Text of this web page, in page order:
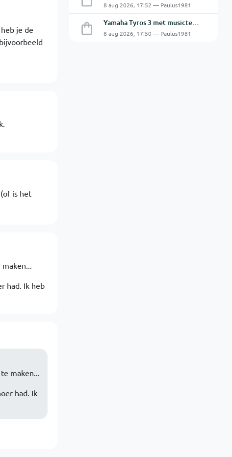
8 aug 2026, 17:52 — Paulus1981
Yamaha Tyros 3 met musictech MT 50 B-Grif
8 aug 2026, 17:50 — Paulus1981
je de
is het
had. Ik heb
maken...
had. Ik